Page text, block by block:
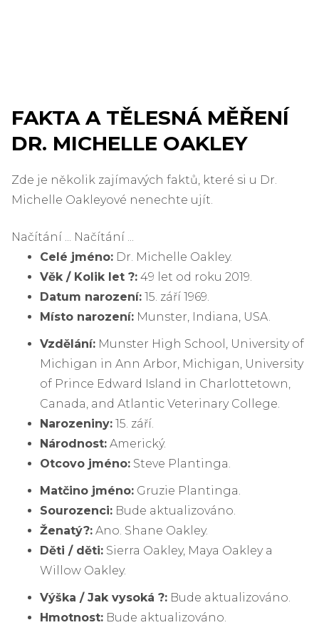
FAKTA A TĚLESNÁ MĚŘENÍ
DR. MICHELLE OAKLEY
Zde je několik zajímavých faktů, které si u Dr.
Michelle Oakleyové nenechte ujít.
Načítání ... Načítání ...
Celé jméno: Dr. Michelle Oakley.
Věk / Kolik let ?: 49 let od roku 2019.
Datum narození: 15. září 1969.
Místo narození: Munster, Indiana, USA.
Vzdělání: Munster High School, University of
Michigan in Ann Arbor, Michigan, University
of Prince Edward Island in Charlottetown,
Canada, and Atlantic Veterinary College.
Narozeniny: 15. září.
Národnost: Americký.
Otcovo jméno: Steve Plantinga.
Matčino jméno: Gruzie Plantinga.
Sourozenci: Bude aktualizováno.
Ženatý?: Ano. Shane Oakley.
Děti / děti: Sierra Oakley, Maya Oakley a
Willow Oakley.
Výška / Jak vysoká ?: Bude aktualizováno.
Hmotnost: Bude aktualizováno.